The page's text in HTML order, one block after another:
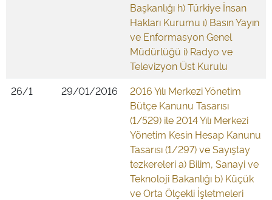
Başkanlığı h) Türkiye İnsan
Hakları Kurumu ı) Basın Yayın
ve Enformasyon Genel
Müdürlüğü i) Radyo ve
Televizyon Üst Kurulu
26/1
29/01/2016
2016 Yılı Merkezi Yönetim
Bütçe Kanunu Tasarısı
(1/529) ile 2014 Yılı Merkezi
Yönetim Kesin Hesap Kanunu
Tasarısı (1/297) ve Sayıştay
tezkereleri a) Bilim, Sanayi ve
Teknoloji Bakanlığı b) Küçük
ve Orta Ölçekli İşletmeleri